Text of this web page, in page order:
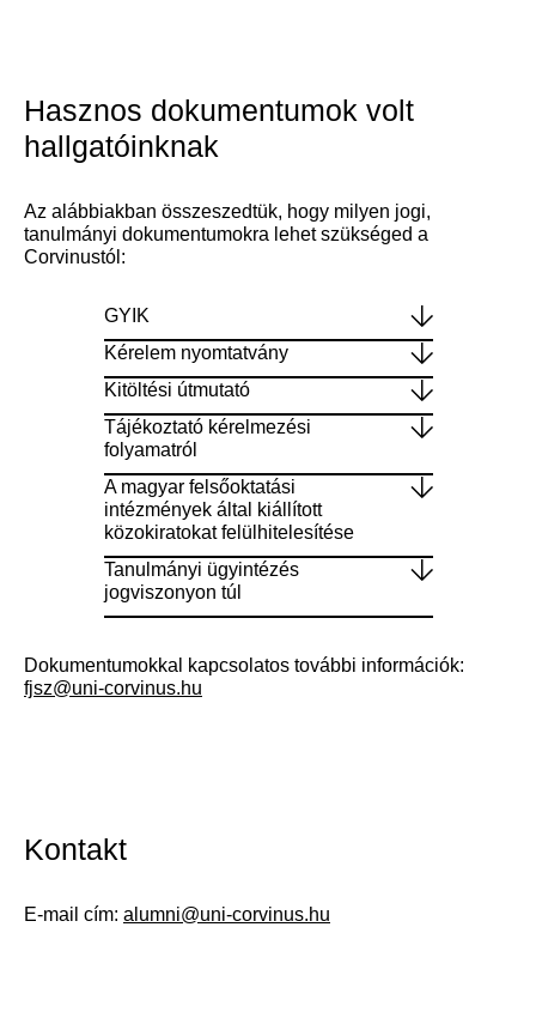
Hasznos dokumentumok volt
hallgatóinknak
Az alábbiakban összeszedtük, hogy milyen jogi,
tanulmányi dokumentumokra lehet szükséged a
Corvinustól:
GYIK
Kérelem nyomtatvány
Kitöltési útmutató
Tájékoztató kérelmezési
folyamatról
A magyar felsőoktatási
intézmények által kiállított
közokiratokat felülhitelesítése
Tanulmányi ügyintézés
jogviszonyon túl
Dokumentumokkal kapcsolatos további információk:
fjsz@uni-corvinus.hu
Kontakt
E-mail cím: alumni@uni-corvinus.hu